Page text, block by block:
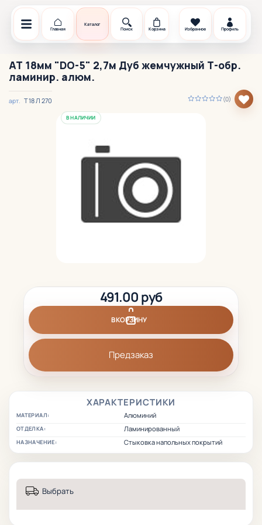
Главная
Каталог
Поиск
Корзина Избранное Профиль
АТ 18мм "DO-5" 2,7м Дуб жемчужный Т-обр.
ламинир. алюм.
(0)
арт. T 18 Л 270
В НАЛИЧИИ
ХАРАКТЕРИСТИКИ
МАТЕРИАЛ: Алюминий
ОТДЕЛКА: Ламинированный
НАЗНАЧЕНИЕ: Стыковка напольных покрытий
491.00 руб
В КОРЗИНУ
Предзаказ
Выбрать